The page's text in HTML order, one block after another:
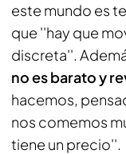
este mundo es
que ''hay que
discreta''.
no es barato y
hacemos,
nos comemos
tiene un precio''.